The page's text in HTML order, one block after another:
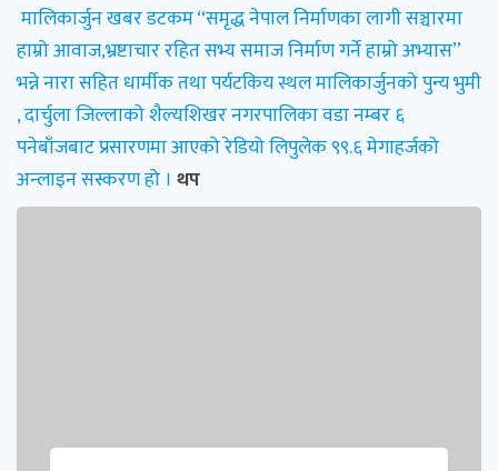
मालिकार्जुन खबर डटकम “समृद्ध नेपाल निर्माणका लागी सञ्चारमा
हाम्रो आवाज,भ्रष्टाचार रहित सभ्य समाज निर्माण गर्ने हाम्रो अभ्यास”
भन्ने नारा सहित धार्मीक तथा पर्यटकिय स्थल मालिकार्जुनको पुन्य भुमी
, दार्चुला जिल्लाको शैल्यशिखर नगरपालिका वडा नम्बर ६
पनेबाँजबाट प्रसारणमा आएको रेडियो लिपुलेक ९९.६ मेगाहर्जको
अन्लाइन सस्करण हो । थप